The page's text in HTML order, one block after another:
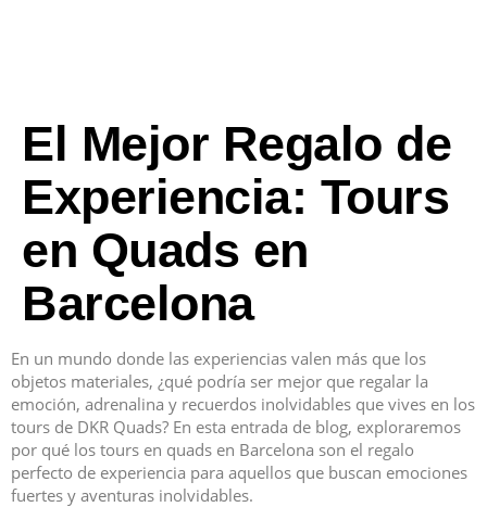
El Mejor Regalo de
Experiencia: Tours
en Quads en
Barcelona
En un mundo donde las experiencias valen más que los
objetos materiales, ¿qué podría ser mejor que regalar la
emoción, adrenalina y recuerdos inolvidables que vives en los
tours de DKR Quads? En esta entrada de blog, exploraremos
por qué los tours en quads en Barcelona son el regalo
perfecto de experiencia para aquellos que buscan emociones
fuertes y aventuras inolvidables.